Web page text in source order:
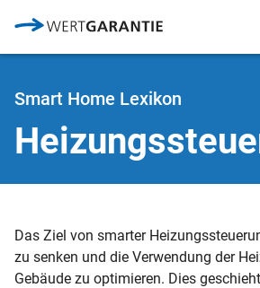
Smart Home Lexikon
Das Ziel von smarter
zu senken und die Verwendung der
Gebäude zu optimieren. Dies